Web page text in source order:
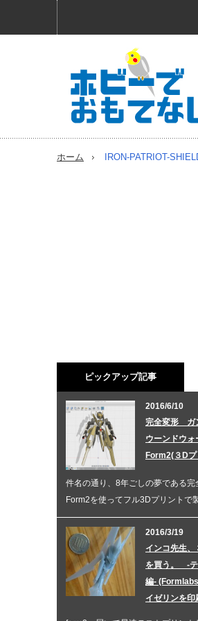
ホーム IRON-PATRIOT-
ピックアップ記事
2016/6/10
完全変形
ウーンドウ
Form2(３D
件名の通り、8年ごしの夢である完
Form2を使ってフル3Dプリントで
2016/3/19
インコ先生
を買う。 -テ
編-
イゼリンを印